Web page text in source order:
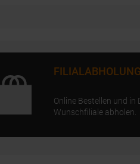
FILIALABHOLUNG
Online Bestellen und in
Wunschfiliale abholen.